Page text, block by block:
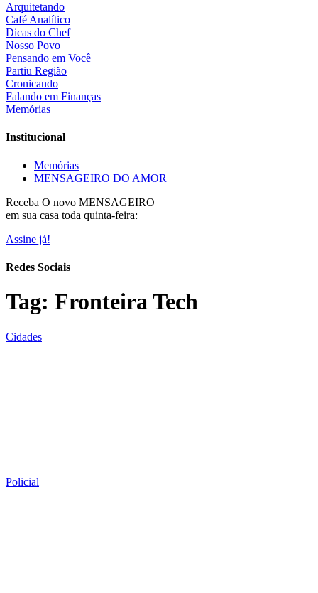
Arquitetando
Café Analítico
Dicas do Chef
Nosso Povo
Pensando em Você
Partiu Região
Cronicando
Falando em Finanças
Memórias
Institucional
Memórias
MENSAGEIRO DO AMOR
Receba O novo MENSAGEIRO
em sua casa toda quinta-feira:
Assine já!
Redes Sociais
Tag: Fronteira Tech
Cidades
Policial